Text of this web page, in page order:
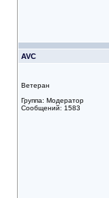
AVC
Ветеран
Группа: Модератор
Сообщений: 1583